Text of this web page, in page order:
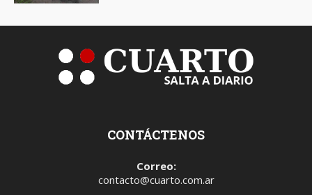
CONTÁCTENOS
Correo:
contacto@cuarto.com.ar